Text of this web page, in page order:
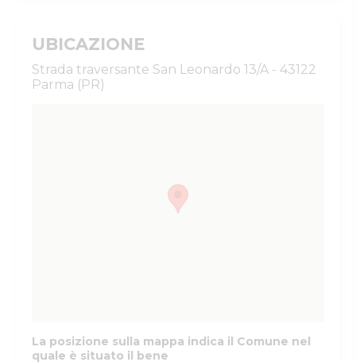
UBICAZIONE
Strada traversante San Leonardo 13/A - 43122
Parma (PR)
La posizione sulla mappa indica il Comune nel
quale è situato il bene